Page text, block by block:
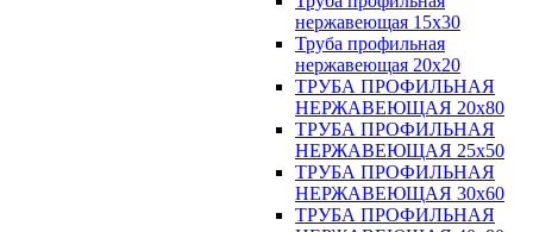
нержавеющая 15х30
Труба профильная
нержавеющая 20х20
ТРУБА ПРОФИЛЬНАЯ
НЕРЖАВЕЮЩАЯ 20х80
ТРУБА ПРОФИЛЬНАЯ
НЕРЖАВЕЮЩАЯ 25х50
ТРУБА ПРОФИЛЬНАЯ
НЕРЖАВЕЮЩАЯ 30х60
ТРУБА ПРОФИЛЬНАЯ